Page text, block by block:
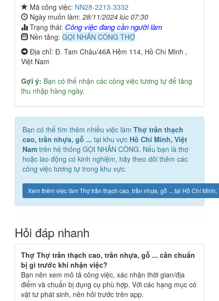
Mã công việc: NN28-2213-3332
Ngày muốn làm: 28/11/2024 lúc 07:30
Trạng thái: Công việc đang cần người làm
Nền tảng: GỌI NHÂN CÔNG THỢ
Địa chỉ: Đ. Tam Châu/46A Hẻm 114, Hồ Chí Minh ,
Việt Nam
Gợi ý: Bạn có thể nhận các công việc tương tự để tăng
thu nhập hàng ngày.
Bạn có thể tìm thêm nhiều việc làm Thợ trần thạch
cao, trần nhựa, gỗ ... tại khu vực Hồ Chí Minh, Việt
Nam trên hệ thống GỌI NHÂN CÔNG. Nếu bạn là thợ
hoặc lao động có kinh nghiệm, hãy theo dõi thêm các
công việc tương tự trong khu vực.
Xem thêm việc làm Thợ trần thạch cao, trần nhựa, gỗ ... tại Hồ Chí Minh,
Hỏi đáp nhanh
Thợ Thợ trần thạch cao, trần nhựa, gỗ ... cần chuẩn
bị gì trước khi nhận việc?
Bạn nên xem mô tả công việc, xác nhận thời gian/địa
điểm và chuẩn bị dụng cụ phù hợp. Với các hạng mục có
vật tư phát sinh, nên hỏi trước trên app.